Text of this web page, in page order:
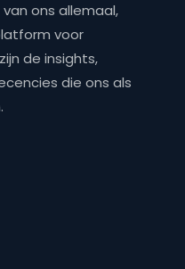
ons allemaal,
voor
de insights,
die ons als